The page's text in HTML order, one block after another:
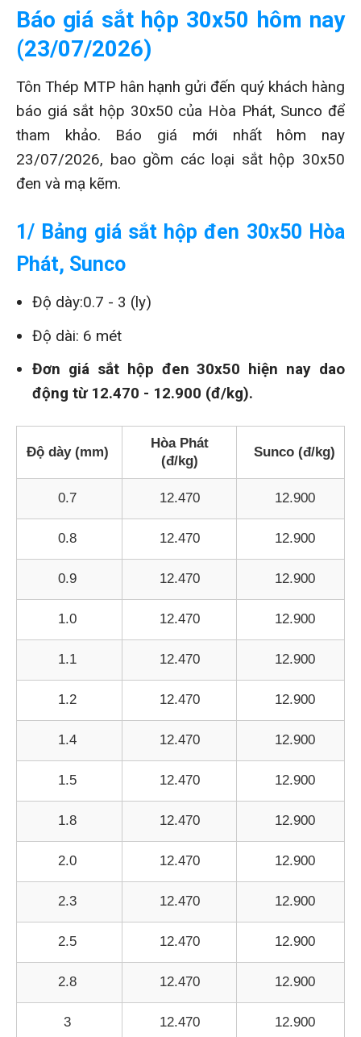
Báo giá sắt hộp 30x50 hôm nay
(23/07/2026)
Tôn Thép MTP hân hạnh gửi đến quý khách hàng
báo giá sắt hộp 30x50 của Hòa Phát, Sunco để
tham khảo. Báo giá mới nhất hôm nay
23/07/2026, bao gồm các loại sắt hộp 30x50
đen và mạ kẽm.
1/ Bảng giá sắt hộp đen 30x50 Hòa
Phát, Sunco
Độ dày:0.7 - 3 (ly)
Độ dài: 6 mét
Đơn giá sắt hộp đen 30x50 hiện nay dao
động từ 12.470 - 12.900 (đ/kg).
Độ dày (mm)
Hòa Phát
(đ/kg)
Sunco (đ/kg)
0.7 12.470 12.900
0.8 12.470 12.900
0.9 12.470 12.900
1.0 12.470 12.900
1.1 12.470 12.900
1.2 12.470 12.900
1.4 12.470 12.900
1.5 12.470 12.900
1.8 12.470 12.900
2.0 12.470 12.900
2.3 12.470 12.900
2.5 12.470 12.900
2.8 12.470 12.900
3 12.470 12.900